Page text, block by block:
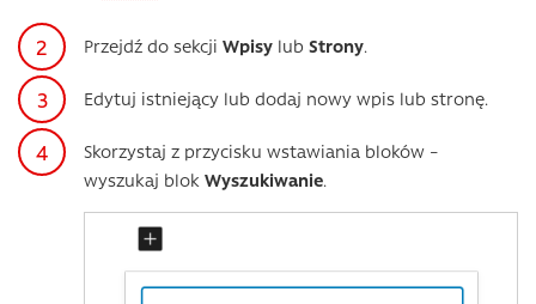
Przejdź do sekcji Wpisy lub Strony.
Edytuj istniejący lub dodaj nowy wpis lub stronę.
Skorzystaj z przycisku wstawiania bloków –
wyszukaj blok Wyszukiwanie.